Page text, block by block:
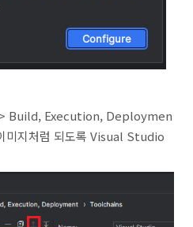
Build, Execution, Deploymen
지처럼 되도록 Visual Studio